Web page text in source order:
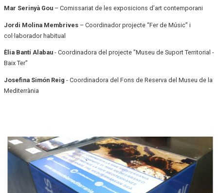
Mar Serinyà Gou – Comissariat de les exposicions d’art contemporani
Jordi Molina Membrives – Coordinador projecte “Fer de Músic” i
col·laborador habitual
Èlia Bantí Alabau - Coordinadora del projecte "Museu de Suport Territorial -
Baix Ter"
Josefina Simón Reig - Coordinadora del Fons de Reserva del Museu de la
Mediterrània